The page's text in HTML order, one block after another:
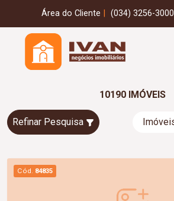
Área do Cliente (034) 3256-3000
10190 IMÓVEIS
Refinar Pesquisa
Cód. 84835